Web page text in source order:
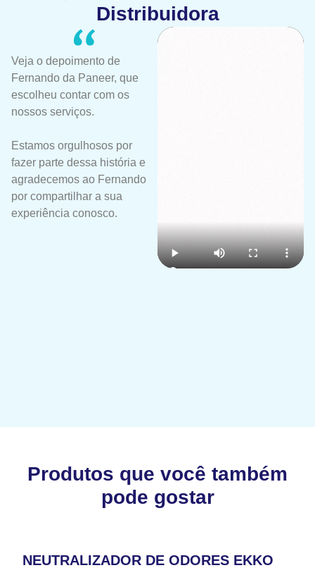
Distribuidora
Veja o depoimento de
Fernando da Paneer, que
escolheu contar com os
nossos serviços.
Estamos orgulhosos por
fazer parte dessa história e
agradecemos ao Fernando
por compartilhar a sua
experiência conosco.
Produtos que você também
pode gostar
NEUTRALIZADOR DE ODORES EKKO